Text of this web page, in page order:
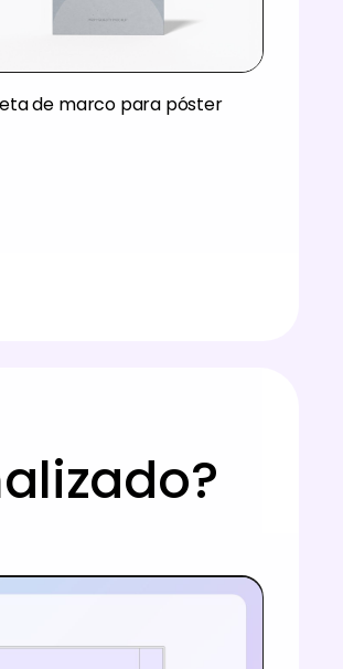
de marco para póster